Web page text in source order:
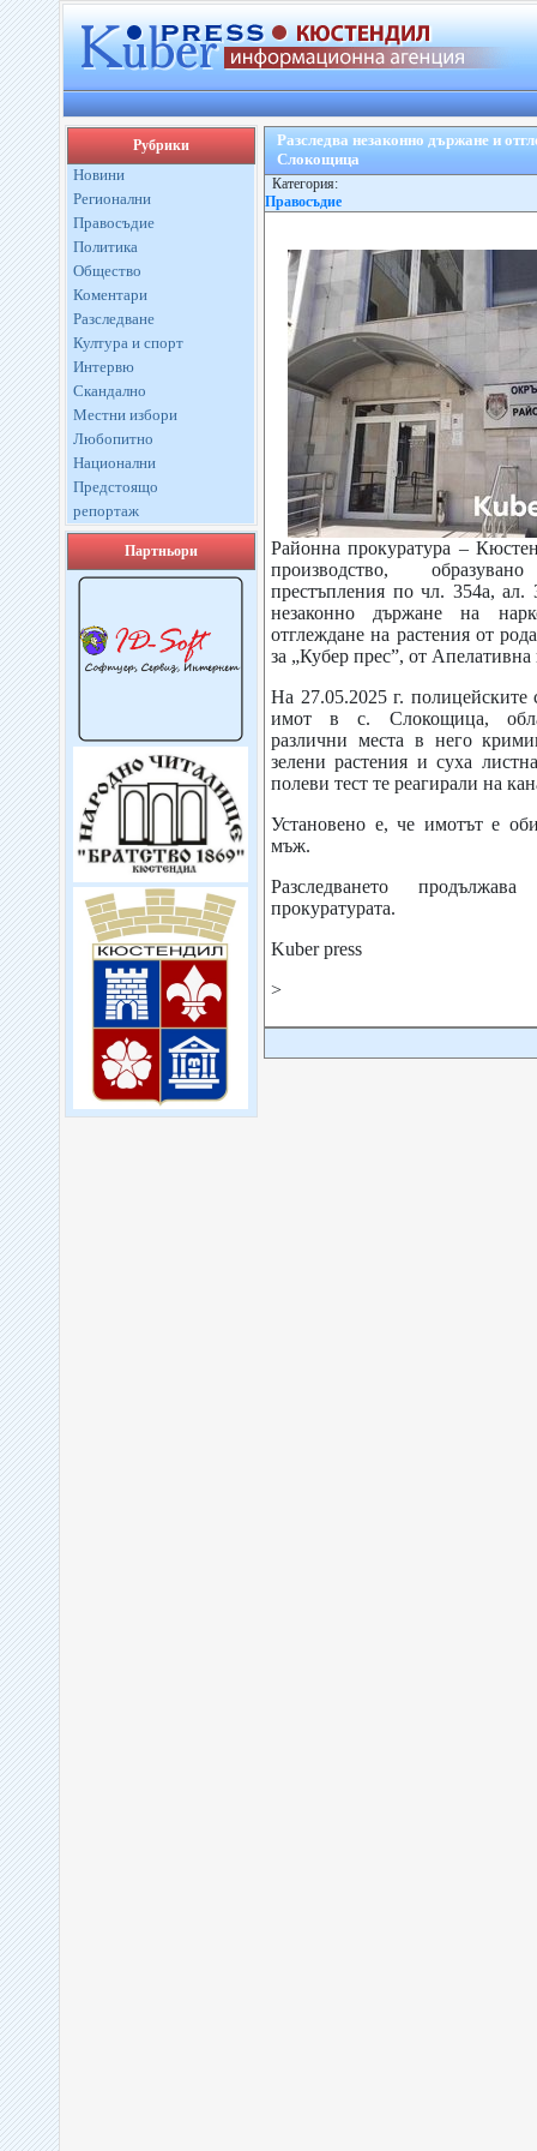
Рубрики
Новини
Регионални
Правосъдие
Политика
Общество
Коментари
Разследване
Култура и спорт
Интервю
Скандално
Местни избори
Любопитно
Национални
Предстоящо
репортаж
Партньори
Разследва незаконно държане и
Слокощица
Категория:
Правосъдие
Районна прокуратура –
производство,
престъпления по чл. 354а,
незаконно държане на
отглеждане на растения от
за „Кубер прес”, от Апелативна
На 27.05.2025 г. полицейските
имот в с. Слокощица,
различни места в него
зелени растения и суха
полеви тест те реагирали на
Установено е, че имотът е
мъж.
Разследването
прокуратурата.
Kuber press
>